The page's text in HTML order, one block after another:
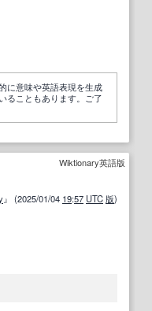
に意味や英語表現を生成
ることもあります。ご了
Wiktionary英語版
』 (2025/01/04 19:57 UTC 版)